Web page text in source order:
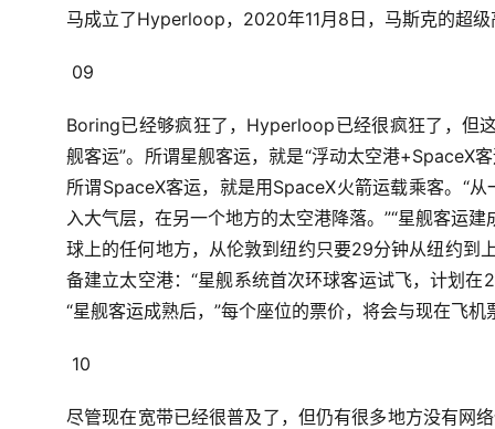
马成立了Hyperloop， 2020年11月8日， 马斯克的超
09
Boring已经够疯狂了， Hyperloop已经很疯狂了， 但
舰客运”。 所谓星舰客运，就是“浮动太空港+SpaceX
所谓SpaceX客运， 就是用SpaceX火箭运载乘客。 “从
入大气层，在另一个地方的太空港降落。”“星舰客运建
球上的任何地方， 从伦敦到纽约只要29分钟从纽约到
备建立太空港：“星舰系统首次环球客运试飞，计划在
“星舰客运成熟后，”每个座位的票价， 将会与现在飞机
10
尽管现在宽带已经很普及了， 但仍有很多地方没有网